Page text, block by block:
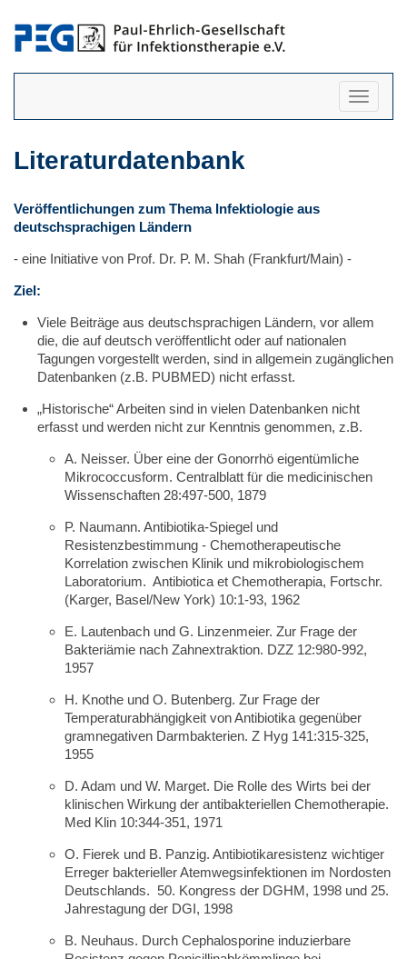
anzeigen
Literaturdatenbank
Veröffentlichungen zum Thema Infektiologie aus
deutschsprachigen Ländern
- eine Initiative von Prof. Dr. P. M. Shah (Frankfurt/Main) -
Ziel:
Viele Beiträge aus deutschsprachigen Ländern, vor allem
die, die auf deutsch veröffentlicht oder auf nationalen
Tagungen vorgestellt werden, sind in allgemein zugänglichen
Datenbanken (z.B. PUBMED) nicht erfasst.
„Historische“ Arbeiten sind in vielen Datenbanken nicht
erfasst und werden nicht zur Kenntnis genommen, z.B.
A. Neisser. Über eine der Gonorrhö eigentümliche
Mikrococcusform. Centralblatt für die medicinischen
Wissenschaften 28:497-500, 1879
P. Naumann. Antibiotika-Spiegel und
Resistenzbestimmung - Chemotherapeutische
Korrelation zwischen Klinik und mikrobiologischem
Laboratorium. Antibiotica et Chemotherapia, Fortschr.
(Karger, Basel/New York) 10:1-93, 1962
E. Lautenbach und G. Linzenmeier. Zur Frage der
Bakteriämie nach Zahnextraktion. DZZ 12:980-992,
1957
H. Knothe und O. Butenberg. Zur Frage der
Temperaturabhängigkeit von Antibiotika gegenüber
gramnegativen Darmbakterien. Z Hyg 141:315-325,
1955
D. Adam und W. Marget. Die Rolle des Wirts bei der
klinischen Wirkung der antibakteriellen Chemotherapie.
Med Klin 10:344-351, 1971
O. Fierek und B. Panzig. Antibiotikaresistenz wichtiger
Erreger bakterieller Atemwegsinfektionen im Nordosten
Deutschlands. 50. Kongress der DGHM, 1998 und 25.
Jahrestagung der DGI, 1998
B. Neuhaus. Durch Cephalosporine induzierbare